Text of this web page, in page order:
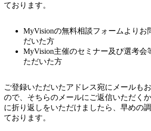
ております。
MyVisionの無料相談フォームよりお
だいた方
MyVision主催のセミナー及び選考会
ただいた方
ご登録いただいたアドレス宛にメールも
ので、そちらのメールにご返信いただく
に折り返しをいただけましたら、早めの
ております。